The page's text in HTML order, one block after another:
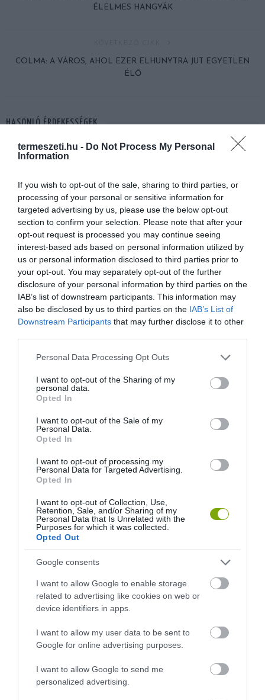
termeszeti.hu - Do Not Process My Personal
Information
If you wish to opt-out of the sale, sharing to third parties, or
processing of your personal or sensitive information for
targeted advertising by us, please use the below opt-out
section to confirm your selection. Please note that after your
opt-out request is processed you may continue seeing
interest-based ads based on personal information utilized by
us or personal information disclosed to third parties prior to
your opt-out. You may separately opt-out of the further
disclosure of your personal information by third parties on the
IAB’s list of downstream participants. This information may
also be disclosed by us to third parties on the IAB’s List of
Downstream Participants that may further disclose it to other
Please note that this website/app uses one or more Google
not limited to your visit or usage behaviour. You may click to
grant or deny consent to Google and its third-party tags to
use your data for below specified purposes in below Google
consent section.
Personal Data Processing Opt Outs
I want to opt-out of the Sharing of my
personal data.
Opted In
I want to opt-out of the Sale of my
Personal Data.
Opted In
I want to opt-out of processing my
Personal Data for Targeted Advertising.
Opted In
I want to opt-out of Collection, Use,
Retention, Sale, and/or Sharing of my
Personal Data that Is Unrelated with the
Purposes for which it was collected.
Opted Out
Google consents
I want to allow Google to enable storage
related to advertising like cookies on web or
device identifiers in apps.
I want to allow my user data to be sent to
Google for online advertising purposes.
I want to allow Google to send me
personalized advertising.
ÉLELMES HANGYÁK
COLMA: A VÁROS, AHOL EZER ELHUNYTRA JUT EGYETLEN
ÉLŐ
HASONLÓ ÉRDEKESSÉGEK
KIRÁNDULÁS A
PANNONHALMI
ARBORÉTUMBA
2026-08-04
KIRÁNDULÁS PANNONHALMA
KÖRNYÉKÉN: TERMÉSZET,
SZŐLŐ ÉS KOMLÓ
TALÁLKOZÁSA
KIRÁNDULÁS A
GYÓGYNÖVÉNYKERTBE ÉS
ILLATMÚZEUMBA
2026-08-04
PINCÉSZETÉBE
2026-08-04
KIRÁNDULÁS A RAVAZDI